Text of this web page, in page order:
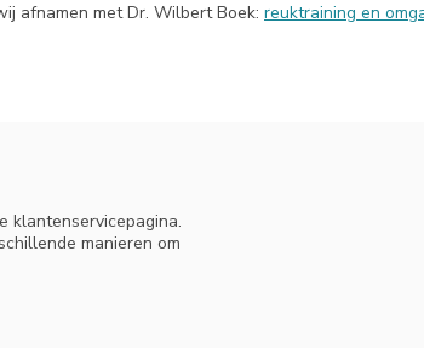
afnamen met Dr. Wilbert Boek: reuktraining en
klantenservicepagina.
manieren om